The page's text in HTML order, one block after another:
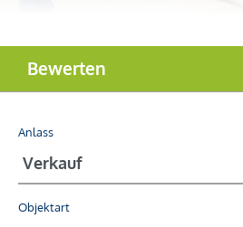
Anlass
Objektart
Bewerten